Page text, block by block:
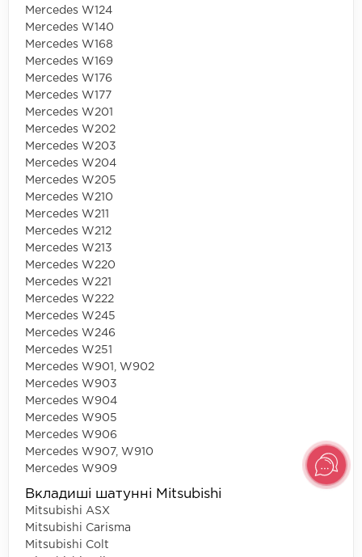
Mercedes W124
Mercedes W140
Mercedes W168
Mercedes W169
Mercedes W176
Mercedes W177
Mercedes W201
Mercedes W202
Mercedes W203
Mercedes W204
Mercedes W205
Mercedes W210
Mercedes W211
Mercedes W212
Mercedes W213
Mercedes W220
Mercedes W221
Mercedes W222
Mercedes W245
Mercedes W246
Mercedes W251
Mercedes W901, W902
Mercedes W903
Mercedes W904
Mercedes W905
Mercedes W906
Mercedes W907, W910
Mercedes W909
Вкладиші шатунні Mitsubishi
Mitsubishi ASX
Mitsubishi Carisma
Mitsubishi Colt